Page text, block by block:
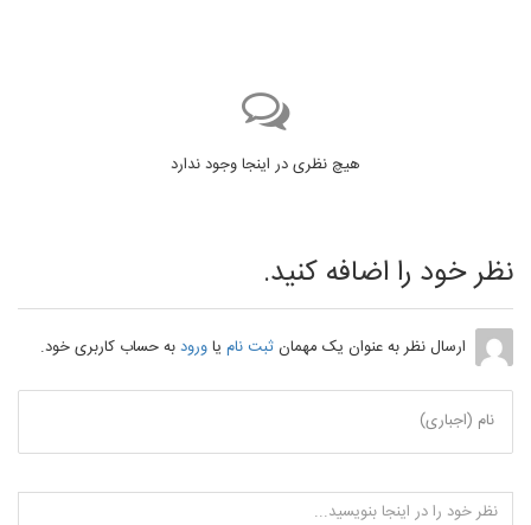
هیچ نظری در اینجا وجود ندارد
نظر خود را اضافه کنید.
ارسال نظر به عنوان یک مهمانثبت نام یاورودبه حساب کاربری خود.
نام (اجباری)